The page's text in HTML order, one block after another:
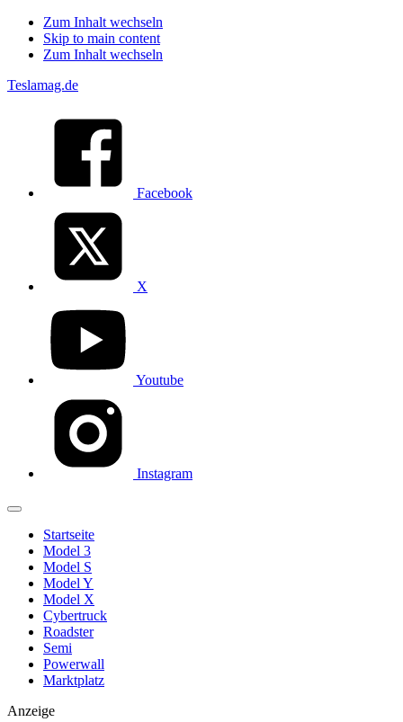
Zum Inhalt wechseln
Skip to main content
Zum Inhalt wechseln
Teslamag.de
Facebook
X
Youtube
Instagram
Startseite
Model 3
Model S
Model Y
Model X
Cybertruck
Roadster
Semi
Powerwall
Marktplatz
Anzeige